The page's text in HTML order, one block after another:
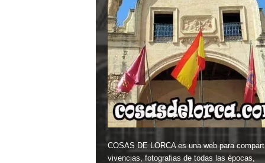
COSAS DE LORCA es una web para
vivencias, fotografias de todas las épocas,